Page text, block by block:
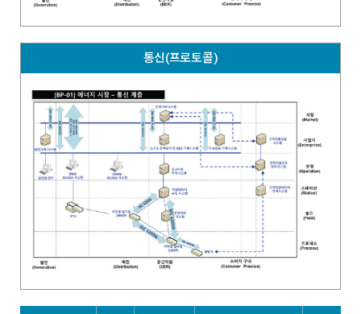
통신(프로토콜)